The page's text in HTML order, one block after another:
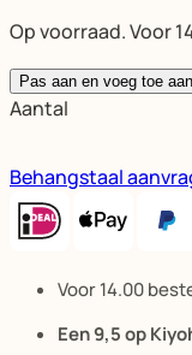
Op voorraad. Voor
Pas aan en voeg toe
Aantal
Behangstaal
Voor 14.00
Een 9,5 op